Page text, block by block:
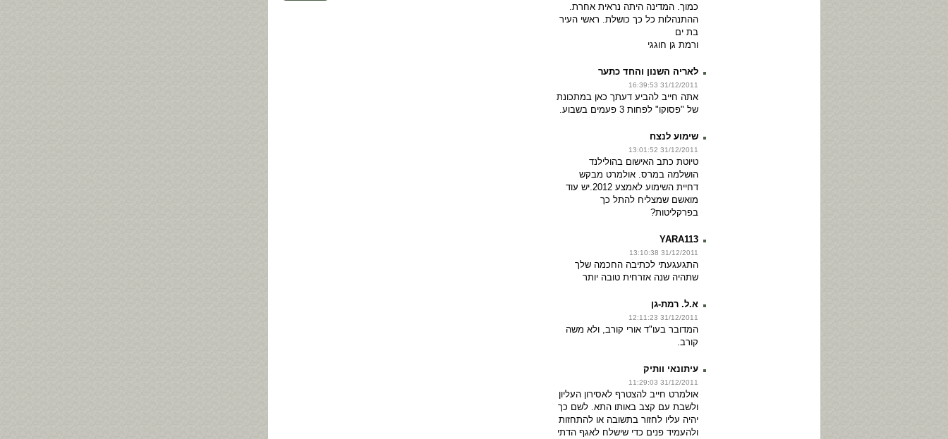
כמוך. המדינה היתה נראית אחרת.
ההתנהלות כל כך כושלת. ראשי העיר
בת ים
ורמת גן חוגגי
לאריה השנון והחד כתער
31/12/2011 16:39:53
אתה חייב להביע דעתך כאן במתכונת
של "פסוקו" לפחות 3 פעמים בשבוע.
שימוע לנצח
31/12/2011 13:01:52
טיוטת כתב האישום בהולילנד
הושלמה במרס. אולמרט מבקש
דחיית השימוע לאמצע 2012.יש עוד
מואשם שמצליח להתל כך
בפרקליטות?
YARA113
31/12/2011 13:10:38
התגעגעתי לכתיבה החכמה שלך
שתהיה שנה אזרחית טובה יותר
א.ל. רמת-גן
31/12/2011 12:11:23
המדובר בעו"ד אורי קורב, ולא משה
קורב.
עיתונאי וותיק
31/12/2011 11:29:03
אולמרט חייב להצטרף לאסירון העליון
ולשבת עם קצב באותו התא. לשם כך
יהיה עליו לחזור בתשובה או להתחזות
ולהעמיד פנים כדי שישלח לאגף הדתי